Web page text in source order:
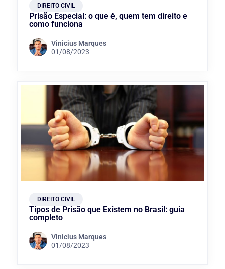
DIREITO CIVIL
Prisão Especial: o que é, quem tem direito e
como funciona
Vinicius Marques
01/08/2023
DIREITO CIVIL
Tipos de Prisão que Existem no Brasil: guia
completo
Vinicius Marques
01/08/2023